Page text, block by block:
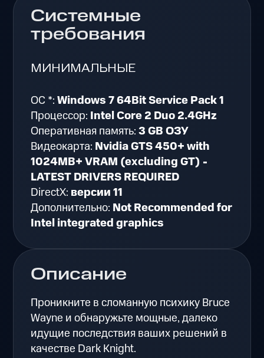
Описание
Проникните в сломанную психику Bruce
Wayne и обнаружьте мощные, далеко
идущие последствия ваших решений в
качестве Dark Knight.
Системные
требования
МИНИМАЛЬНЫЕ
ОС *:Windows 7 64Bit Service Pack 1
Процессор: Intel Core 2 Duo 2.4GHz
Оперативная память:3 GB ОЗУ
Видеокарта: Nvidia GTS 450+ with
1024MB+ VRAM (excluding GT) -
LATEST DRIVERS REQUIRED
DirectX: версии 11
Дополнительно: Not Recommended for
Intel integrated graphics